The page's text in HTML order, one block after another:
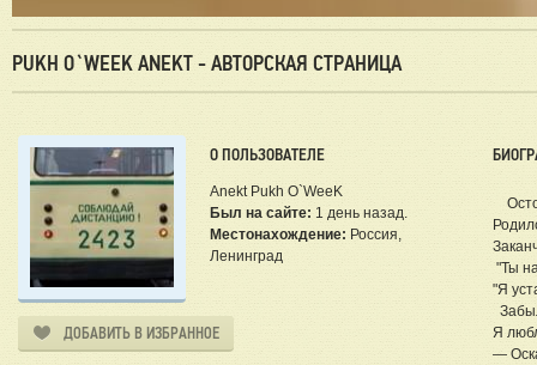
PUKH O`WEEK ANEKT - АВТОРСКАЯ СТРАНИЦА
О ПОЛЬЗОВАТЕЛЕ
Anekt Pukh O`WeeK
Был на сайте: 1 день назад.
Местонахождение: Россия,
Ленинград
ДОБАВИТЬ В ИЗБРАННОЕ
"Ты
"Я
Я
—